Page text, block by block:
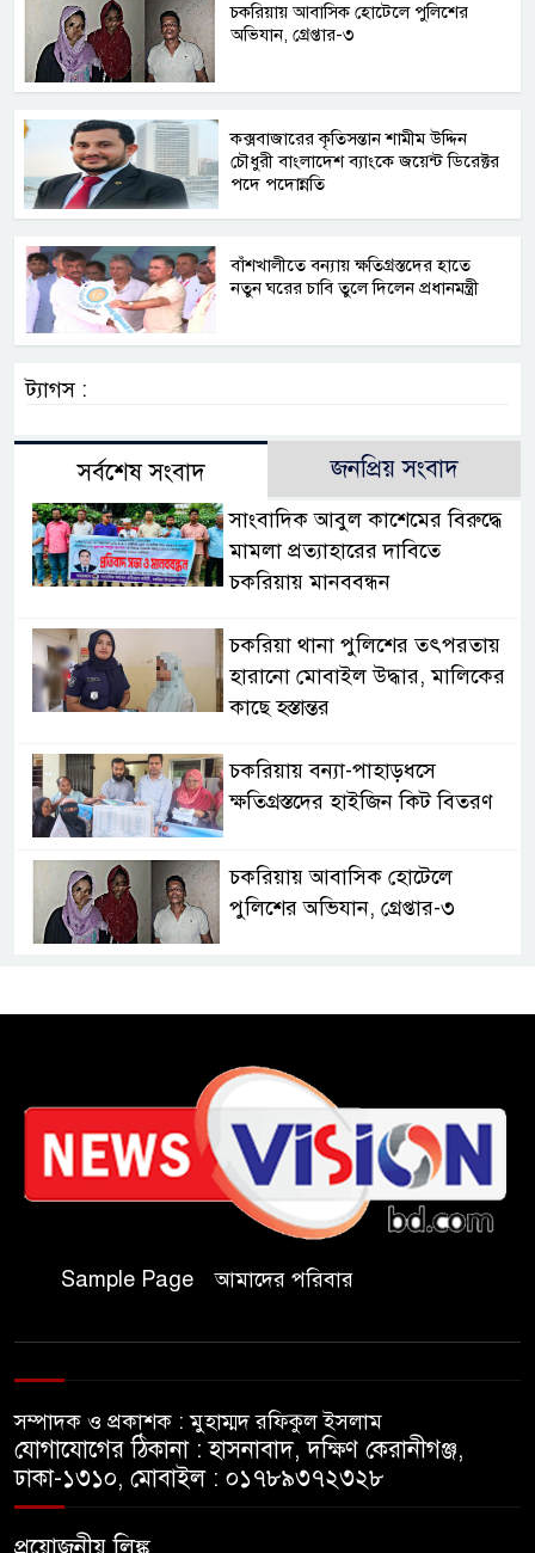
চকরিয়ায় আবাসিক হোটেলে পুলিশের
অভিযান, গ্রেপ্তার-৩
কক্সবাজারের কৃতিসন্তান শামীম উদ্দিন
চৌধুরী বাংলাদেশ ব্যাংকে জয়েন্ট ডিরেক্টর
পদে পদোন্নতি
বাঁশখালীতে বন্যায় ক্ষতিগ্রস্তদের হাতে
নতুন ঘরের চাবি তুলে দিলেন প্রধানমন্ত্রী
ট্যাগস :
সর্বশেষ সংবাদ জনপ্রিয় সংবাদ
সাংবাদিক আবুল কাশেমের বিরুদ্ধে
মামলা প্রত্যাহারের দাবিতে
চকরিয়ায় মানববন্ধন
চকরিয়া থানা পুলিশের তৎপরতায়
হারানো মোবাইল উদ্ধার, মালিকের
কাছে হস্তান্তর
চকরিয়ায় বন্যা-পাহাড়ধসে
ক্ষতিগ্রস্তদের হাইজিন কিট বিতরণ
চকরিয়ায় আবাসিক হোটেলে
পুলিশের অভিযান, গ্রেপ্তার-৩
উদ্দিন চৌধুরী বাংলাদেশ ব্যাংকে
বাঁশখালীতে বন্যায় ক্ষতিগ্রস্তদের
হাতে নতুন ঘরের চাবি তুলে দিলেন
প্রধানমন্ত্রী
পলিথিনের ছাউনির নিচে পঙ্গু
দিনমজুর আলী হোসেনের মানবেতর
জীবন
ইবিতে নিয়োগ বিতর্ক, ফ্যাক্টস
ফাইন্ডিং কমিটিতে চতুরতার আশ্রয়
Sample Page আমাদের পরিবার
সম্পাদক ও প্রকাশক : মুহাম্মদ রফিকুল ইসলাম
যোগাযোগের ঠিকানা : হাসনাবাদ, দক্ষিণ কেরানীগঞ্জ,
ঢাকা-১৩১০, মোবাইল : ০১৭৮৯৩৭২৩২৮